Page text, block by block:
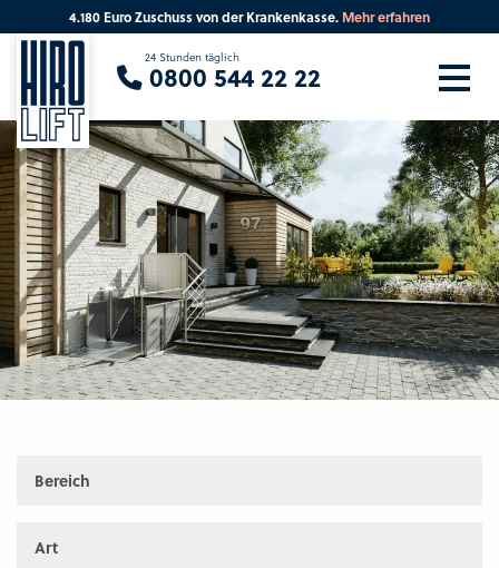
Bereich
Art
Zuschuss von der Krankenkasse.Mehr erfahren
24 Stunden täglich
0800 544 22 22
Sie suchen eine Beratung vor Ort?
Ihre PLZ Beratung